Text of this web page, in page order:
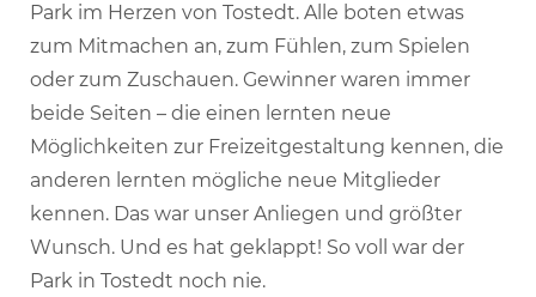
Park im Herzen von Tostedt. Alle boten etwas
zum Mitmachen an, zum Fühlen, zum Spielen
oder zum Zuschauen. Gewinner waren immer
beide Seiten – die einen lernten neue
Möglichkeiten zur Freizeitgestaltung kennen, die
anderen lernten mögliche neue Mitglieder
kennen. Das war unser Anliegen und größter
Wunsch. Und es hat geklappt! So voll war der
Park in Tostedt noch nie.